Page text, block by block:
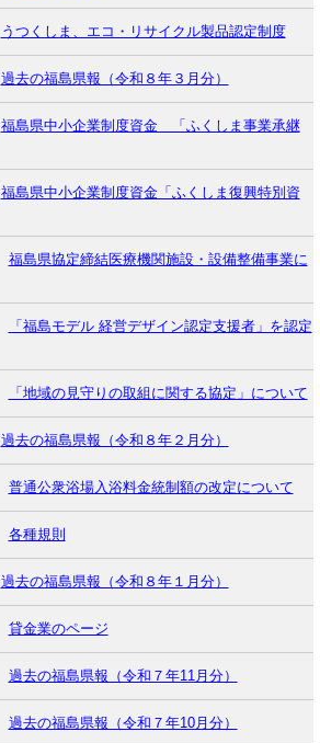
うつくしま、エコ・リサイクル製品認定制度
過去の福島県報（令和８年３月分）
福島県中小企業制度資金 「ふくしま事業承継
福島県中小企業制度資金「ふくしま復興特別資
福島県協定締結医療機関施設・設備整備事業に
「福島モデル 経営デザイン認定支援者」を認定
「地域の見守りの取組に関する協定」について
過去の福島県報（令和８年２月分）
普通公衆浴場入浴料金統制額の改定について
各種規則
過去の福島県報（令和８年１月分）
貸金業のページ
過去の福島県報（令和７年11月分）
過去の福島県報（令和７年10月分）